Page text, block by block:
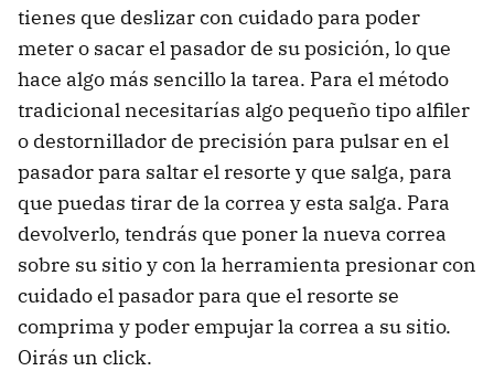
tienes que deslizar con cuidado para poder
meter o sacar el pasador de su posición, lo que
hace algo más sencillo la tarea. Para el método
tradicional necesitarías algo pequeño tipo alfiler
o destornillador de precisión para pulsar en el
pasador para saltar el resorte y que salga, para
que puedas tirar de la correa y esta salga. Para
devolverlo, tendrás que poner la nueva correa
sobre su sitio y con la herramienta presionar con
cuidado el pasador para que el resorte se
comprima y poder empujar la correa a su sitio.
Oirás un click.